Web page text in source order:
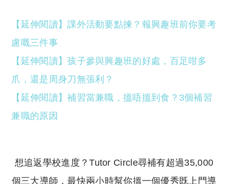
【延伸閱讀】課外活動要點揀？報興趣班前你要考
慮嘅三件事
【延伸閱讀】孩子參與興趣班的好處，百足咁多
爪，還是周身刀無張利？
【延伸閱讀】補習當兼職，搵唔搵到食？3個補習
兼職的原因
想追返學校進度？Tutor Circle尋補有超過35,000
個三大導師，最快兩小時幫你搵一個優秀既上門導